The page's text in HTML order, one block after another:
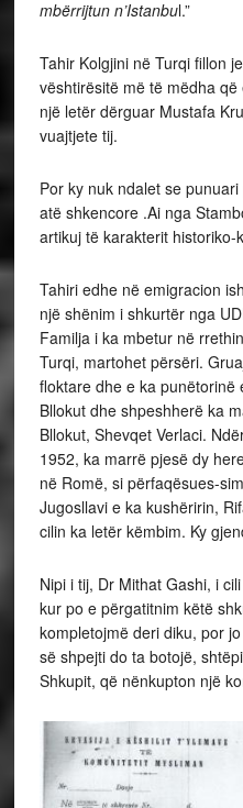
mbërrijtun n’Istanbul.”
Tahir Kolgjini në Turqi fillon
vështirësitë më të mëdha
një letër dërguar Mustafa
vuajtjete tij.
Por ky nuk ndalet se
atë shkencore .Ai nga
artikuj të karakterit historiko-
Tahiri edhe në emigracion
një shënim i shkurtër nga
Familja i ka mbetur në
Turqi, martohet përsëri.
floktare dhe e ka punëtorinë
Bllokut dhe shpeshherë ka
Bllokut, Shevqet Verlaci.
1952, ka marrë pjesë dy
në Romë, si përfaqësues-
Jugosllavi e ka kushëririn,
cilin ka letër këmbim. Ky
Nipi i tij, Dr Mithat Gashi, i
kur po e përgatitnim këtë
kompletojmë deri diku, por
së shpejti do ta botojë,
Shkupit, që nënkupton një